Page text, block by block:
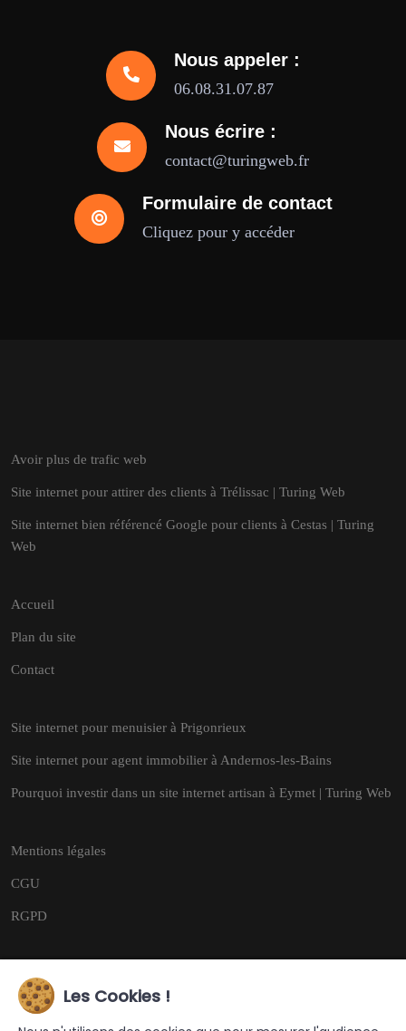
Nous appeler :
06.08.31.07.87
Nous écrire :
contact@turingweb.fr
Formulaire de contact
Cliquez pour y accéder
Avoir plus de trafic web
Site internet pour attirer des clients à Trélissac | Turing Web
Site internet bien référencé Google pour clients à Cestas | Turing
Web
Accueil
Plan du site
Contact
Site internet pour menuisier à Prigonrieux
Site internet pour agent immobilier à Andernos-les-Bains
Pourquoi investir dans un site internet artisan à Eymet | Turing Web
Mentions légales
CGU
RGPD
Copyright © 2026
Les Cookies !